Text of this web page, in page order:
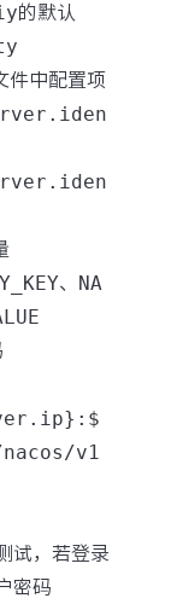
的默认
件中配置项
、 NA
v1
试，若登录
密码